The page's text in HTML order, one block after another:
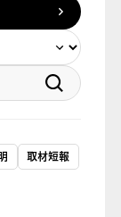
取材短報